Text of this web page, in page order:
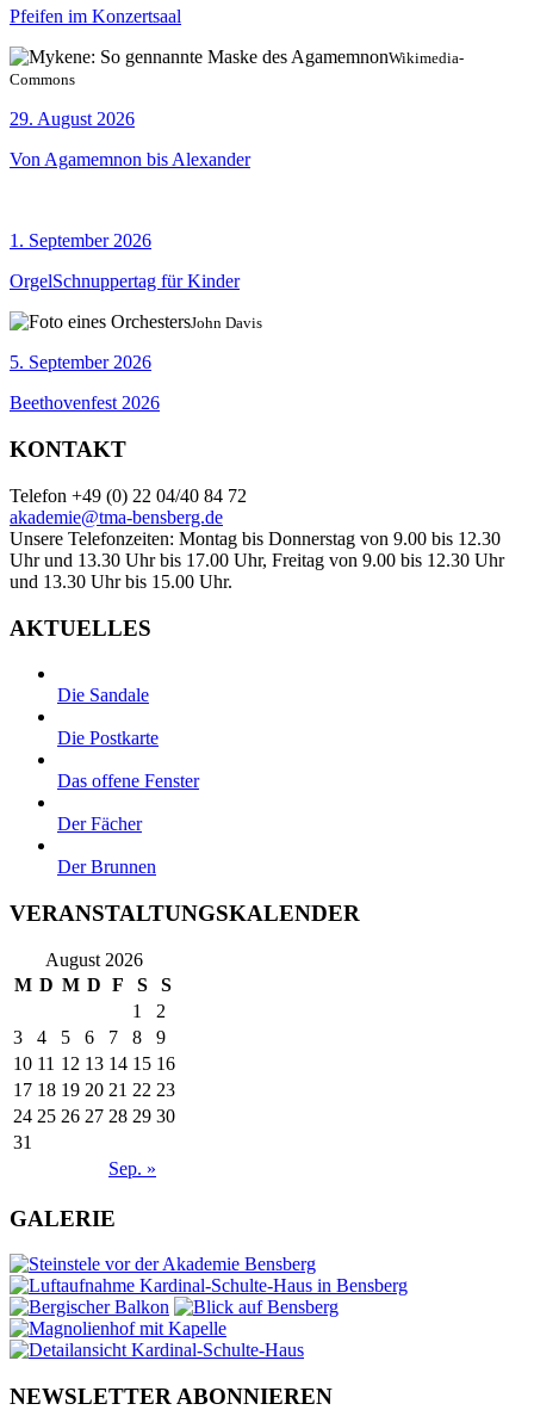
Pfeifen im Konzertsaal
Wikimedia-
Commons
29. August 2026
Von Agamemnon bis Alexander
1. September 2026
OrgelSchnuppertag für Kinder
John Davis
5. September 2026
Beethovenfest 2026
KONTAKT
Telefon +49 (0) 22 04/40 84 72
akademie@tma-bensberg.de
Unsere Telefonzeiten: Montag bis Donnerstag von 9.00 bis 12.30
Uhr und 13.30 Uhr bis 17.00 Uhr, Freitag von 9.00 bis 12.30 Uhr
und 13.30 Uhr bis 15.00 Uhr.
AKTUELLES
Die Sandale
Die Postkarte
Das offene Fenster
Der Fächer
Der Brunnen
VERANSTALTUNGSKALENDER
August 2026
M D M D F S S
Sep. »
1
2
3
4 5 6 7 8
9
10 11 12 13 14 15 16
17 18 19 20 21 22 23
24 25 26 27 28 29 30
31
GALERIE
NEWSLETTER ABONNIEREN